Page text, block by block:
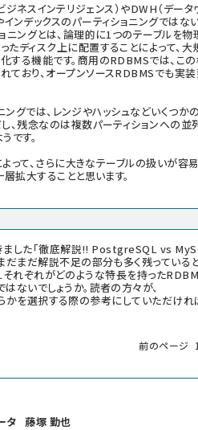
ネスインテリジェンス）やDWH（データ
ンデックスのパーティショニングではな
ニングとは、論理的に1つのテーブルを物
ディスク上に配置することによって、大
する機能です。商用のRDBMSでは、こ
ており、オープンソースRDBMSでも実
グでは、レンジやハッシュなどいくつか
、残念なのは複数パーティションへの並
です。
って、さらに大きなテーブルの扱いが容
拡大することと思います。
した「徹底解説!! PostgreSQL vs
だまだ解説不足の部分も多く残っている
れぞれがどのような特長を持った
ないでしょうか。読者の方々が、
を選択する際の参考にしていただけれ
前のページ
タ 藤塚 勤也